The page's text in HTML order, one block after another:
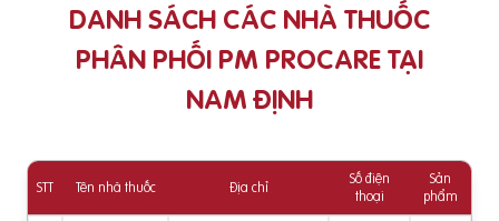
DANH SÁCH CÁC NHÀ THUỐC
PHÂN PHỐI PM PROCARE TẠI
NAM ĐỊNH
STT Tên nhà thuốc Địa chỉ
Số điện
thoại
Sản
phẩm